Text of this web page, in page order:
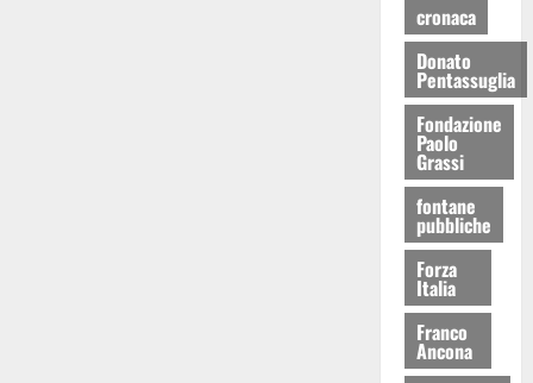
cronaca
Donato
Pentassuglia
Fondazione
Paolo
Grassi
fontane
pubbliche
Forza
Italia
Franco
Ancona